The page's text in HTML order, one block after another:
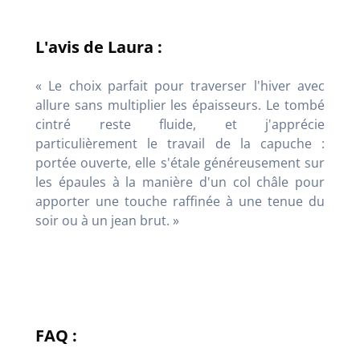
L'avis de Laura :
« Le choix parfait pour traverser l'hiver avec
allure sans multiplier les épaisseurs. Le tombé
cintré reste fluide, et j'apprécie
particulièrement le travail de la capuche :
portée ouverte, elle s'étale généreusement sur
les épaules à la manière d'un col châle pour
apporter une touche raffinée à une tenue du
soir ou à un jean brut. »
FAQ :